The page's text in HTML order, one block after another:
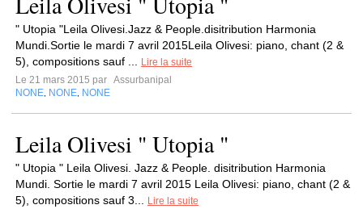
" Utopia "Leila Olivesi.Jazz & People.disitribution Harmonia
Mundi.Sortie le mardi 7 avril 2015Leila Olivesi: piano, chant (2 &
5), compositions sauf ...
Lire la suite
Le 21 mars 2015 par Assurbanipal
NONE NONE NONE
Leila Olivesi " Utopia "
" Utopia " Leila Olivesi. Jazz & People. disitribution Harmonia
Mundi. Sortie le mardi 7 avril 2015 Leila Olivesi: piano, chant (2 &
5), compositions sauf 3...
Lire la suite